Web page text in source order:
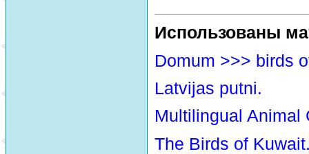
Использованы
Domum >>> birds
Latvijas putni.
Multilingual Animal
The Birds of